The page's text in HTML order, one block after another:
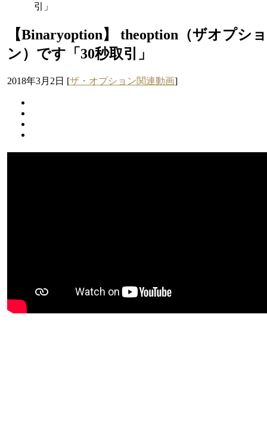
引」
【Binaryoption】 theoption（ザオプショ
ン）です「30秒取引」
2018年3月2日 [ザ・オプション関連動画]